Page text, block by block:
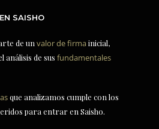
SAISHO
de un valor de firmainicial,
análisis de sus fundamentales
que analizamos cumple con los
para entrar en Saisho.